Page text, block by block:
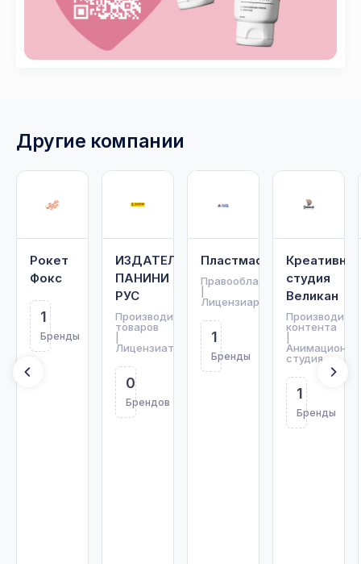
Другие компании
Рокет
Фокс
1
Бренды
ИЗДАТЕЛЬСТВО
ПАНИНИ
РУС
Производитель
товаров
Лицензиат
0
Брендов
Пластмастер
Правообладатель
Лицензиар
1
Бренды
Креативная
студия
Великан
контента
студия
1
Бренды